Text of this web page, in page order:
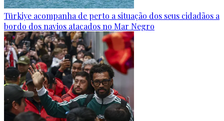
Türkiye acompanha de perto a situação dos seus cidadãos a
bordo dos navios atacados no Mar Negro